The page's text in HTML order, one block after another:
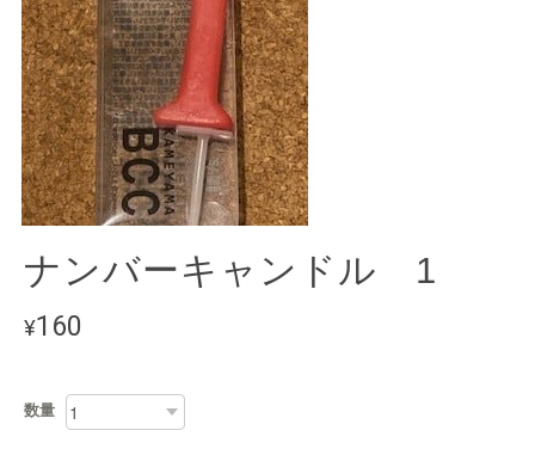
ナンバーキャンドル 1
¥160
数量